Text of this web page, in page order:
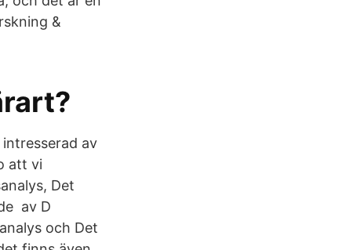
&
av
att vi
Det
av D
och Det